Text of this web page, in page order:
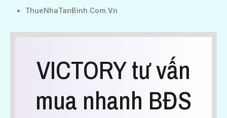
ThueNhaTanBinh.Com.Vn
VICTORY tư vấn
mua nhanh BĐS